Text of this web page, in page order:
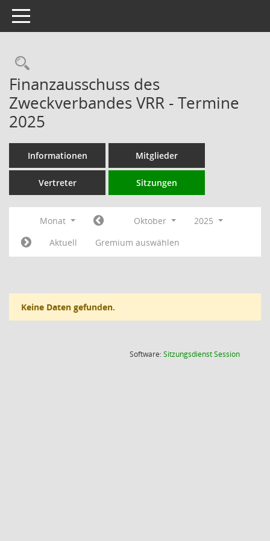
Toggle navigation
Rechercheauswahl
Finanzausschuss des
Zweckverbandes VRR - Termine
2025
Informationen Mitglieder
Vertreter Sitzungen
Monat Oktober
2025
Aktuell
Gremium auswählen
Keine Daten gefunden.
Software:SitzungsdienstSession(Wird in